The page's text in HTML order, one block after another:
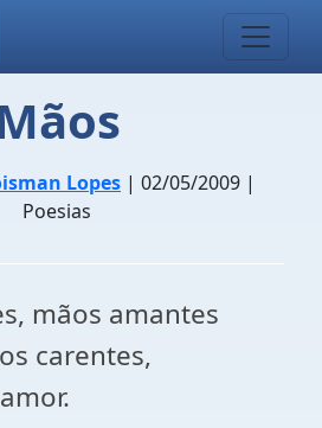
Lopes | 02/05/2009 |
Poesias
mãos amantes
carentes,